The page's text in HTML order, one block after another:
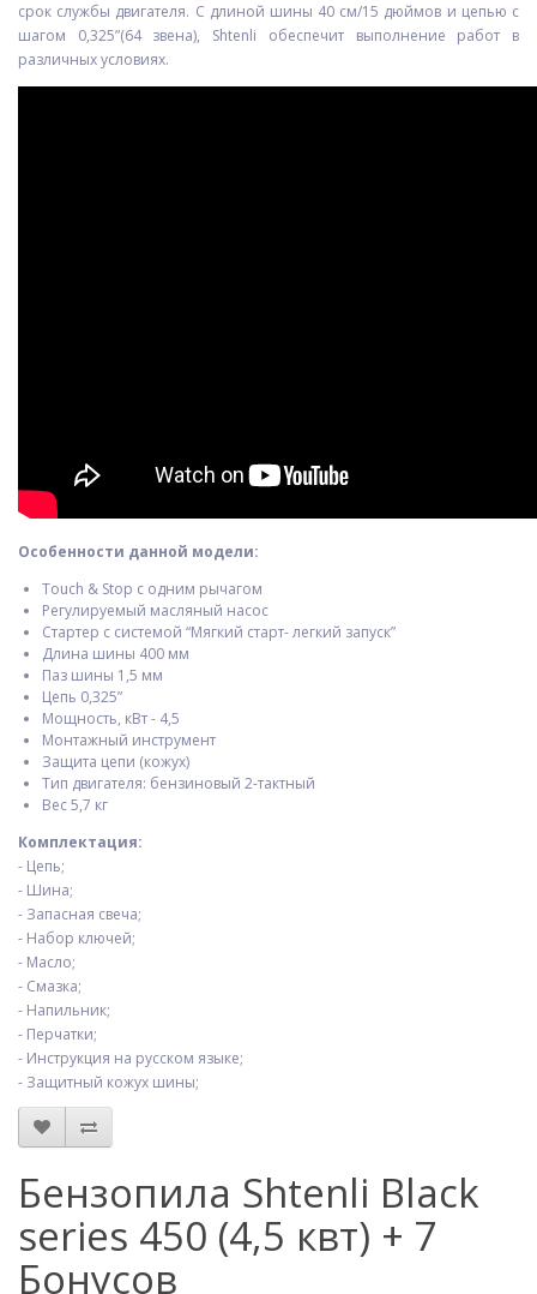
срок службы двигателя. С длиной шины 40 см/15 дюймов и цепью с
шагом 0,325”(64 звена), Shtenli обеспечит выполнение работ в
различных условиях.
Особенности данной модели:
Touch & Stop с одним рычагом
Регулируемый масляный насос
Стартер с системой “Мягкий старт- легкий запуск”
Длина шины 400 мм
Паз шины 1,5 мм
Цепь 0,325”
Мощность, кВт - 4,5
Монтажный инструмент
Защита цепи (кожух)
Тип двигателя: бензиновый 2-тактный
Вес 5,7 кг
Комплектация:
- Цепь;
- Шина;
- Запасная свеча;
- Набор ключей;
- Масло;
- Смазка;
- Напильник;
- Перчатки;
- Инструкция на русском языке;
- Защитный кожух шины;
Бензопила Shtenli Black
series 450 (4,5 квт) + 7
Бонусов